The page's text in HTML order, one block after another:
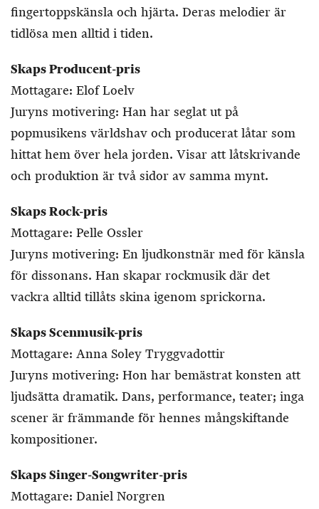
fingertoppskänsla och hjärta. Deras melodier är
tidlösa men alltid i tiden.
Skaps Producent-pris
Mottagare: Elof Loelv
Juryns motivering: Han har seglat ut på
popmusikens världshav och producerat låtar som
hittat hem över hela jorden. Visar att låtskrivande
och produktion är två sidor av samma mynt.
Skaps Rock-pris
Mottagare: Pelle Ossler
Juryns motivering: En ljudkonstnär med för känsla
för dissonans. Han skapar rockmusik där det
vackra alltid tillåts skina igenom sprickorna.
Skaps Scenmusik-pris
Mottagare: Anna Soley Tryggvadottir
Juryns motivering: Hon har bemästrat konsten att
ljudsätta dramatik. Dans, performance, teater; inga
scener är främmande för hennes mångskiftande
kompositioner.
Skaps Singer-Songwriter-pris
Mottagare: Daniel Norgren